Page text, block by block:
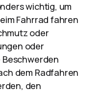
wichtig, um
Fahrrad fahren
oder
oder
dem Radfahren
den